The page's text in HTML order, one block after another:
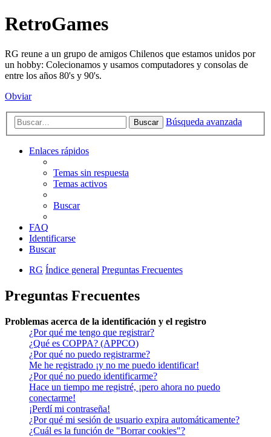
RetroGames
RG reune a un grupo de amigos Chilenos que estamos unidos por
un hobby: Colecionamos y usamos computadores y consolas de
entre los años 80's y 90's.
Obviar
Buscar Búsqueda avanzada
Enlaces rápidos
Temas sin respuesta
Temas activos
Buscar
FAQ
Identificarse
Buscar
RG Índice general Preguntas Frecuentes
Preguntas Frecuentes
Problemas acerca de la identificación y el registro
¿Por qué me tengo que registrar?
¿Qué es COPPA? (APPCO)
¿Por qué no puedo registrarme?
Me he registrado ¡y no me puedo identificar!
¿Por qué no puedo identificarme?
Hace un tiempo me registré, ¡pero ahora no puedo
conectarme!
¡Perdí mi contraseña!
¿Por qué mi sesión de usuario expira automáticamente?
¿Cuál es la función de "Borrar cookies"?